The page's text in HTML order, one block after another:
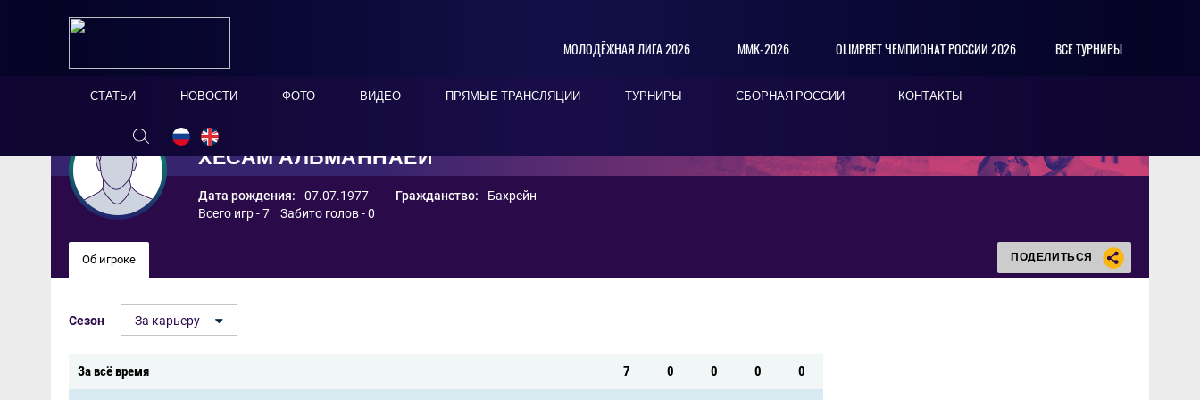
МОЛОДЁЖНАЯ ЛИГА 2026 ММК-2026 OLIMPBET ЧЕМПИОНАТ РОССИИ 2026 ВСЕ ТУРНИРЫ
СТАТЬИ НОВОСТИ ФОТО ВИДЕО ПРЯМЫЕ ТРАНСЛЯЦИИ ТУРНИРЫ СБОРНАЯ РОССИИ КОНТАКТЫ
ХЕСАМ АЛЬМАННАЕИ
Дата рождения: 07.07.1977 Гражданство:
Бахрейн
Всего игр - 7 Забито голов - 0
Об игроке ПОДЕЛИТЬСЯ
Сезон За карьеру
За всё время 7 0 0 0 0